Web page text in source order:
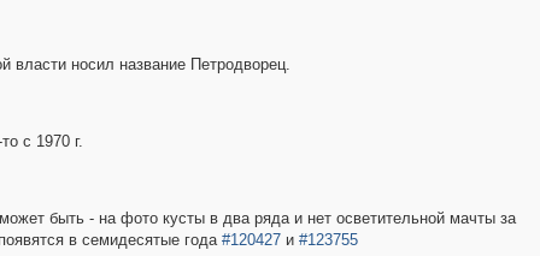
власти носил название Петродворец.
с 1970 г.
быть - на фото кусты в два ряда и нет осветительной мачты за
в семидесятые года #120427и #123755